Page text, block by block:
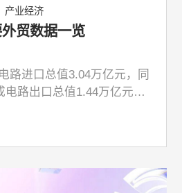
产业经济
贸数据一览
路进口总值3.04万亿元，同
电路出口总值1.44万亿元，